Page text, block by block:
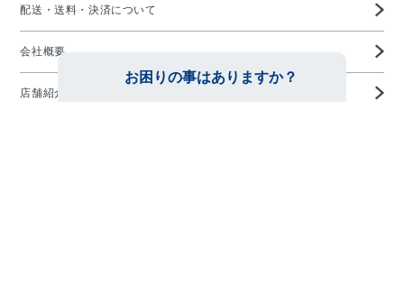
配送・送料・決済について
会社概要
店舗紹介